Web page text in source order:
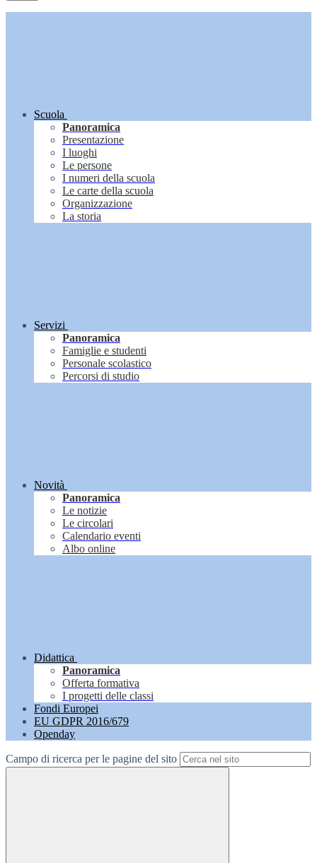
Scuola
Panoramica
Presentazione
I luoghi
Le persone
I numeri della scuola
Le carte della scuola
Organizzazione
La storia
Servizi
Panoramica
Famiglie e studenti
Personale scolastico
Percorsi di studio
Novità
Panoramica
Le notizie
Le circolari
Calendario eventi
Albo online
Didattica
Panoramica
Offerta formativa
I progetti delle classi
Fondi Europei
EU GDPR 2016/679
Openday
Campo di ricerca per le pagine del sito